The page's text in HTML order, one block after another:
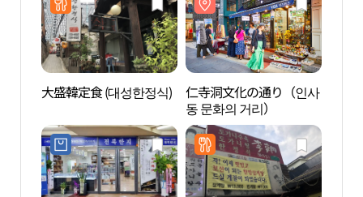
大盛韓定食 (대성한정식)
仁寺洞文化の通り（인사
동 문화의 거리）